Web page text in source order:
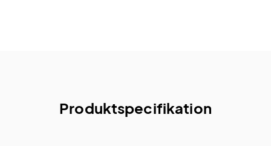
Produktspecifikation